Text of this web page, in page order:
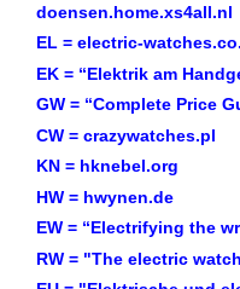
doensen.home.xs4all.nl
EL = electric-
EK = “Elektrik am
GW = “Complete Price
CW = crazywatches.pl
KN = hknebel.org
HW = hwynen.de
EW = “Electrifying the
RW = "The electric